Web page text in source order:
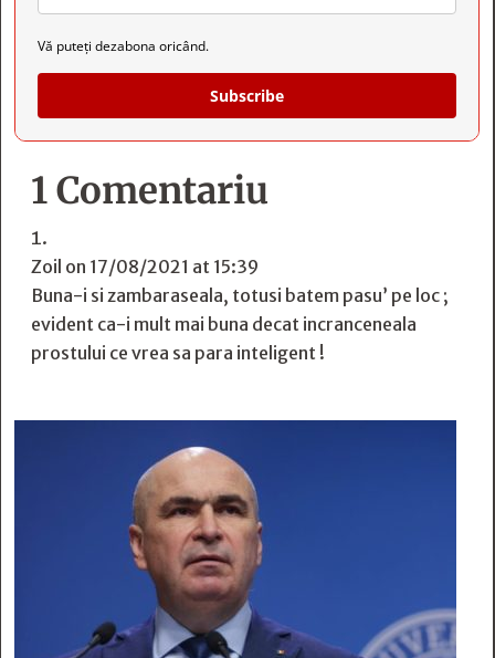
Vă puteți dezabona oricând.
Subscribe
1 Comentariu
Zoil on 17/08/2021 at 15:39
Buna-i si zambaraseala, totusi batem pasu’ pe loc ;
evident ca-i mult mai buna decat incranceneala
prostului ce vrea sa para inteligent !